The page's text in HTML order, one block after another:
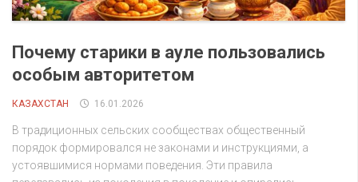
Почему старики в ауле пользовались
особым авторитетом
КАЗАХСТАН 16.01.2026
В традиционных сельских сообществах общественный
порядок формировался не законами и инструкциями, а
устоявшимися нормами поведения. Эти правила